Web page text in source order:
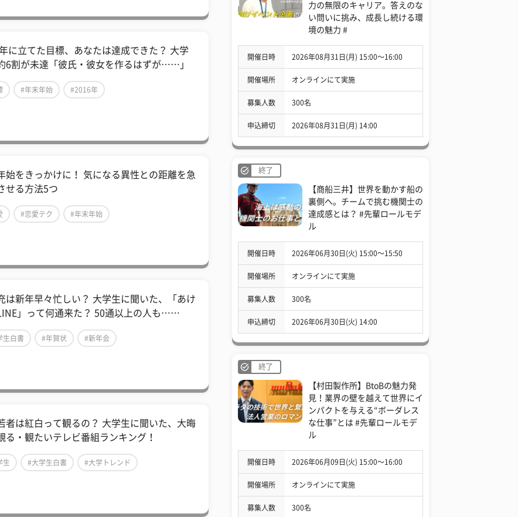
に立てた目標、あなたは達成できた？ 大学
6割が未達「彼氏・彼女を作るはずが……」
#年末年始 #2016年
始をきっかけに！ 気になる異性との距離を急
せる方法5つ
#恋愛テク #年末年始
は新年早々忙しい？ 大学生に聞いた、「あけ
」って何通来た？ 50通以上の人も……
生白書 #年賀状 #新年会
者は紅白って観るの？ 大学生に聞いた、大晦
る・観たいテレビ番組ランキング！
生 #大学生白書 #大学トレンド
力の無限のキャリア。答えのな
い問いに挑み、成長し続ける環
境の魅力 #
開催日時 2026年08月31日(月) 15:00〜16:00
開催場所 オンラインにて実施
募集人数 300名
申込締切 2026年08月31日(月) 14:00
終了
【商船三井】世界を動かす船の
裏側へ。チームで挑む機関士の
達成感とは？ #先輩ロールモデ
ル
開催日時 2026年06月30日(火) 15:00〜15:50
開催場所 オンラインにて実施
募集人数 300名
申込締切 2026年06月30日(火) 14:00
終了
【村田製作所】BtoBの魅力発
見！業界の壁を越えて世界にイ
ンパクトを与える“ボーダレス
な仕事”とは #先輩ロールモデ
ル
開催日時 2026年06月09日(火) 15:00〜16:00
開催場所 オンラインにて実施
募集人数 300名